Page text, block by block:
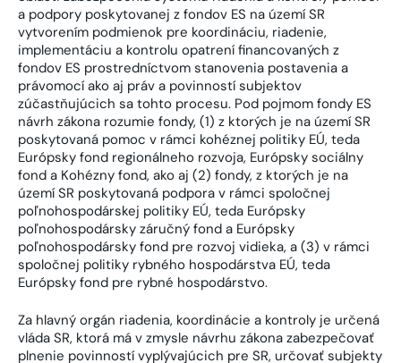
a podpory poskytovanej z fondov ES na území SR
vytvorením podmienok pre koordináciu, riadenie,
implementáciu a kontrolu opatrení financovaných z
fondov ES prostredníctvom stanovenia postavenia a
právomocí ako aj práv a povinností subjektov
zúčastňujúcich sa tohto procesu. Pod pojmom fondy ES
návrh zákona rozumie fondy, (1) z ktorých je na území SR
poskytovaná pomoc v rámci kohéznej politiky EÚ, teda
Európsky fond regionálneho rozvoja, Európsky sociálny
fond a Kohézny fond, ako aj (2) fondy, z ktorých je na
území SR poskytovaná podpora v rámci spoločnej
poľnohospodárskej politiky EÚ, teda Európsky
poľnohospodársky záručný fond a Európsky
poľnohospodársky fond pre rozvoj vidieka, a (3) v rámci
spoločnej politiky rybného hospodárstva EÚ, teda
Európsky fond pre rybné hospodárstvo.
Za hlavný orgán riadenia, koordinácie a kontroly je určená
vláda SR, ktorá má v zmysle návrhu zákona zabezpečovať
plnenie povinností vyplývajúcich pre SR, určovať subjekty